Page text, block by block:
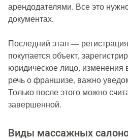
арендодателями. Все это
документах.
Последний этап —
покупается объект,
юридическое лицо,
речь о франшизе, важно
Только после этого можно
завершенной.
Виды массажных